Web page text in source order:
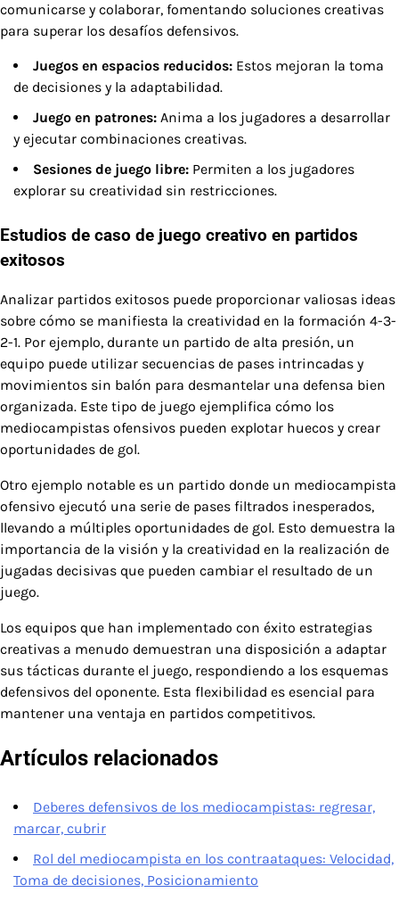
comunicarse y colaborar, fomentando soluciones creativas
para superar los desafíos defensivos.
Juegos en espacios reducidos: Estos mejoran la toma
de decisiones y la adaptabilidad.
Juego en patrones: Anima a los jugadores a desarrollar
y ejecutar combinaciones creativas.
Sesiones de juego libre: Permiten a los jugadores
explorar su creatividad sin restricciones.
Estudios de caso de juego creativo en partidos
exitosos
Analizar partidos exitosos puede proporcionar valiosas ideas
sobre cómo se manifiesta la creatividad en la formación 4-3-
2-1. Por ejemplo, durante un partido de alta presión, un
equipo puede utilizar secuencias de pases intrincadas y
movimientos sin balón para desmantelar una defensa bien
organizada. Este tipo de juego ejemplifica cómo los
mediocampistas ofensivos pueden explotar huecos y crear
oportunidades de gol.
Otro ejemplo notable es un partido donde un mediocampista
ofensivo ejecutó una serie de pases filtrados inesperados,
llevando a múltiples oportunidades de gol. Esto demuestra la
importancia de la visión y la creatividad en la realización de
jugadas decisivas que pueden cambiar el resultado de un
juego.
Los equipos que han implementado con éxito estrategias
creativas a menudo demuestran una disposición a adaptar
sus tácticas durante el juego, respondiendo a los esquemas
defensivos del oponente. Esta flexibilidad es esencial para
mantener una ventaja en partidos competitivos.
Artículos relacionados
Deberes defensivos de los mediocampistas: regresar,
marcar, cubrir
Rol del mediocampista en los contraataques: Velocidad,
Toma de decisiones, Posicionamiento